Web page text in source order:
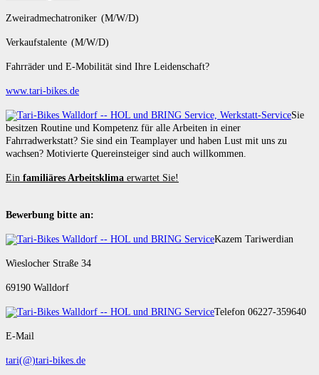
Zweiradmechatroniker (M/W/D)
Verkaufstalente (M/W/D)
Fahrräder und E-Mobilität sind Ihre Leidenschaft?
www.tari-bikes.de
Sie
besitzen Routine und Kompetenz für alle Arbeiten in einer
Fahrradwerkstatt? Sie sind ein Teamplayer und haben Lust mit uns zu
wachsen? Motivierte Quereinsteiger sind auch willkommen.
Ein familiäres Arbeitsklima erwartet Sie!
Bewerbung bitte an:
Kazem Tariwerdian
Wieslocher Straße 34
69190 Walldorf
Telefon 06227-359640
E-Mail
tari(@)tari-bikes.de